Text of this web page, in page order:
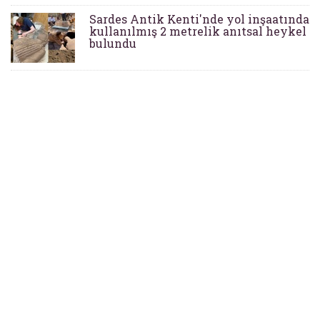
Sardes Antik Kenti'nde yol inşaatında
kullanılmış 2 metrelik anıtsal heykel
bulundu